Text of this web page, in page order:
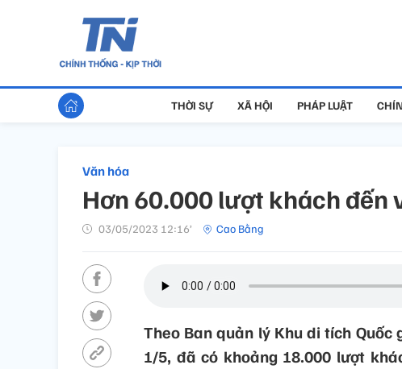
THỜI SỰ XÃ HỘI PHÁP LUẬT
Văn hóa
Hơn 60.000 lượt khách đến
03/05/2023 12:16’ Cao Bằng
Theo Ban quản lý Khu di tích
1/5, đã có khoảng 18.000 lượt